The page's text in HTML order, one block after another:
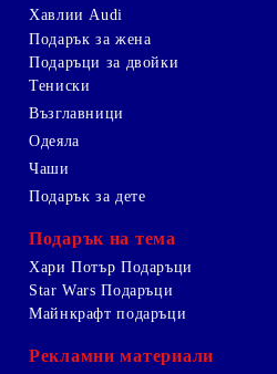
Хавлии Audi
Подарък за жена
Подаръци за двойки
Тениски
Възглавници
Одеяла
Чаши
Подарък за дете
Подарък на тема
Хари Потър Подаръци
Star Wars Подаръци
Майнкрафт подаръци
Рекламни материали